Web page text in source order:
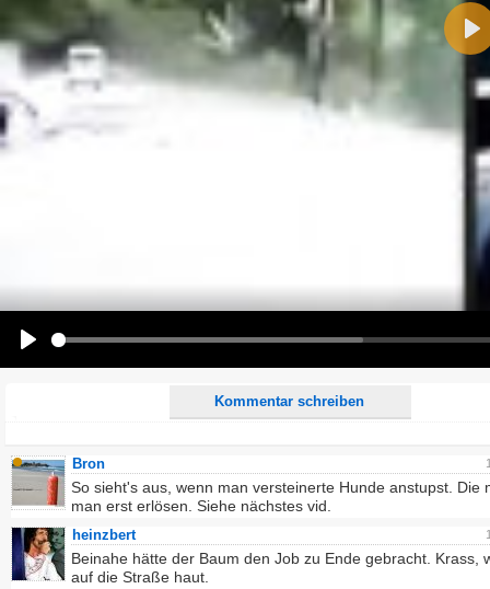
Kommentar schreiben
Name:
E-Mail-Adresse (optional):
Ich möchte eine E-Mail, wenn auf dieser Seite weitere Kommentare erscheinen.
Bron
So sieht's aus, wenn man versteinerte Hunde anstupst. Die
man erst erlösen. Siehe nächstes vid.
heinzbert
Beinahe hätte der Baum den Job zu Ende gebracht. Krass,
auf die Straße haut.